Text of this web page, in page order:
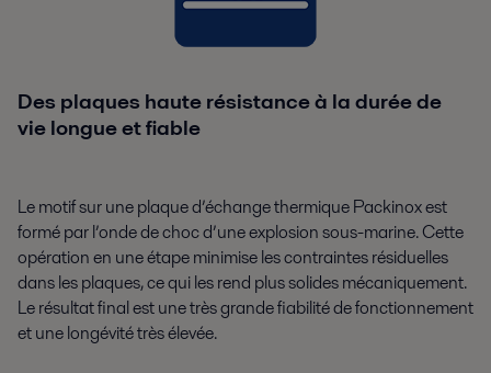
Des plaques haute résistance à la durée de
vie longue et fiable
Le motif sur une plaque d’échange thermique Packinox est
formé par l’onde de choc d’une explosion sous-marine. Cette
opération en une étape minimise les contraintes résiduelles
dans les plaques, ce qui les rend plus solides mécaniquement.
Le résultat final est une très grande fiabilité de fonctionnement
et une longévité très élevée.